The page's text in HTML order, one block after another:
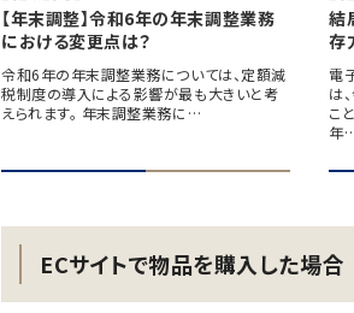
【年末調整】令和6年の年末調整業務
における変更点は？
令和6年の年末調整業務については、定額減
税制度の導入による影響が最も大きいと考
えられます。 年末調整業務に…
結
存
電
は
こ
年
ECサイトで物品を購入した場合